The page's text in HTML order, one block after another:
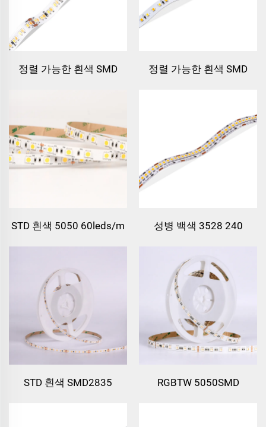
정렬 가능한 흰색 SMD
정렬 가능한 흰색 SMD
STD 흰색 5050 60leds/m
LED 스트립 라이트
성병 백색 3528 240
STD 흰색 SMD2835
RGBTW 5050SMD